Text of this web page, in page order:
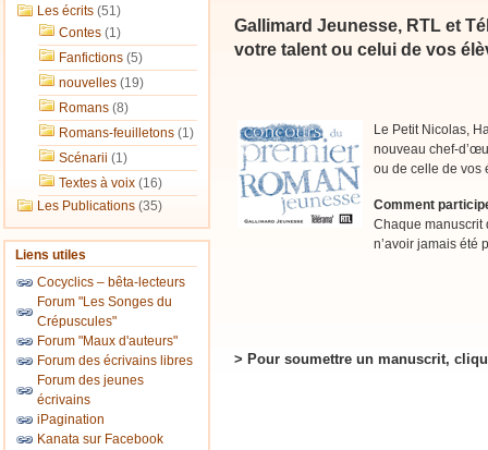
Les écrits (51)
Contes (1)
Fanfictions (5)
nouvelles (19)
Romans (8)
Romans-feuilletons (1)
Scénarii (1)
Textes à voix (16)
Les Publications (35)
Liens utiles
Cocyclics – bêta-lecteurs
Forum "Les Songes du
Crépuscules"
Forum "Maux d'auteurs"
Forum des écrivains libres
Forum des jeunes
écrivains
iPagination
Kanata sur Facebook
Gallimard Jeunesse, RTL et
votre talent ou celui de vos
Le Petit Nicolas,
nouveau chef-
ou de celle de vos
Comment
Chaque manuscrit
n’avoir jamais été
> Pour soumettre un manuscrit,